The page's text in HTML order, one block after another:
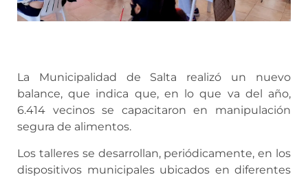
La Municipalidad de Salta realizó un nuevo
balance, que indica que, en lo que va del año,
6.414 vecinos se capacitaron en manipulación
segura de alimentos.
Los talleres se desarrollan, periódicamente, en los
dispositivos municipales ubicados en diferentes